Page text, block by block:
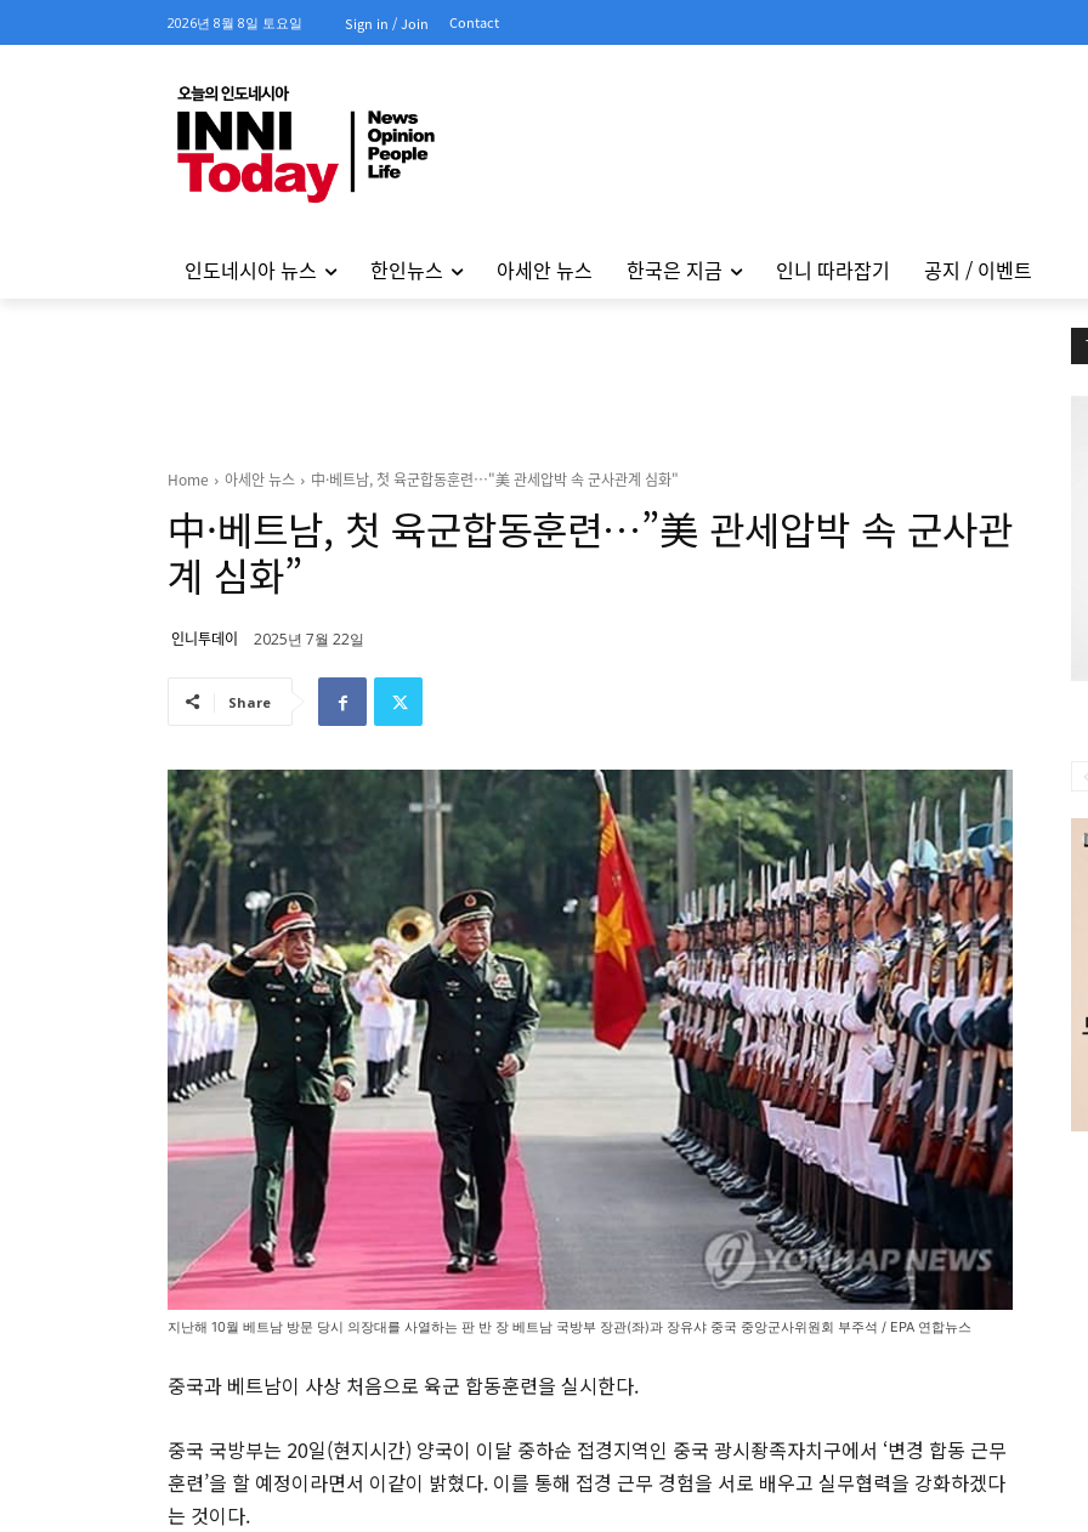
2026년 8월 8일 토요일 Sign in / Join Contact
인도네시아 뉴스 한인뉴스 아세안 뉴스 한국은 지금 인니 따라잡기 공지 / 이벤트
Home 아세안 뉴스 中·베트남, 첫 육군합동훈련…"美 관세압박 속 군사관계 심화"
中·베트남, 첫 육군합동훈련…”美 관세압박 속 군사관
계 심화”
인니투데이 2025년 7월 22일
Share
지난해 10월 베트남 방문 당시 의장대를 사열하는 판 반 장 베트남 국방부 장관(좌)과 장유샤 중국 중앙군사위원회 부주석 / EPA 연합뉴스
중국과 베트남이 사상 처음으로 육군 합동훈련을 실시한다.
중국 국방부는 20일(현지시간) 양국이 이달 중하순 접경지역인 중국 광시좡족자치구에서 ‘변경 합동 근무
훈련’을 할 예정이라면서 이같이 밝혔다. 이를 통해 접경 근무 경험을 서로 배우고 실무협력을 강화하겠다
는 것이다.